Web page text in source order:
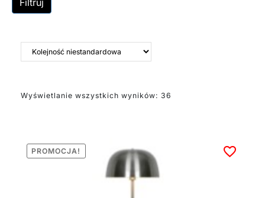
stanowić osobne źródło
delikatnego,
wnętrza delikatny, ciepły
urządzenia, które łatwo
utrzymać w czystości,
dzięki czemu są chętnie
Wyświetlanie wszystkich wyników: 36
PROMOCJA!